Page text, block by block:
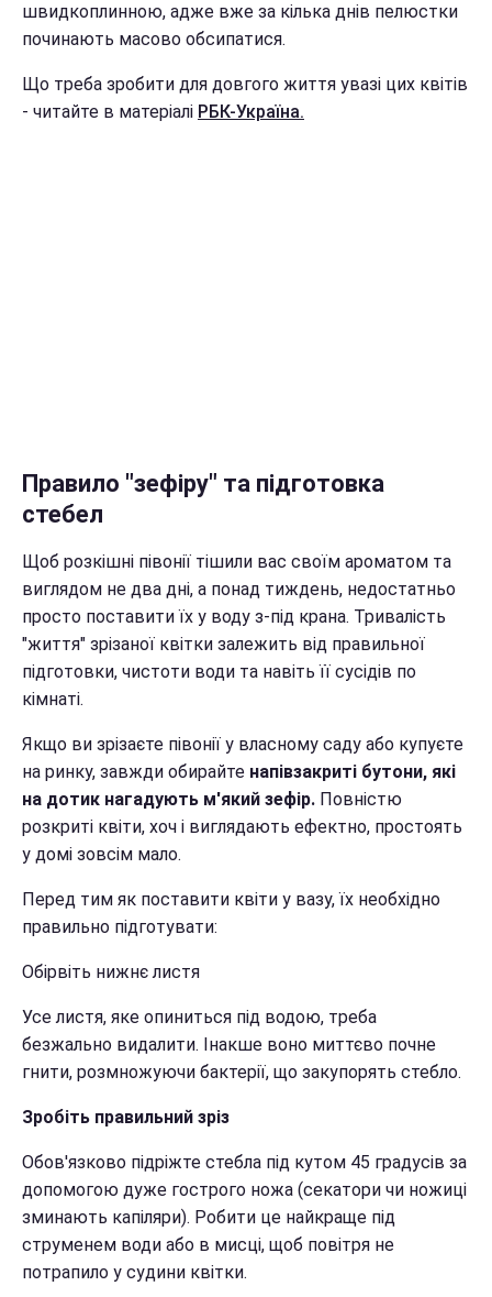
швидкоплинною, адже вже за кілька днів пелюстки
починають масово обсипатися.
Що треба зробити для довгого життя увазі цих квітів
- читайте в матеріалі РБК-Україна.
Правило "зефіру" та підготовка
стебел
Щоб розкішні півонії тішили вас своїм ароматом та
виглядом не два дні, а понад тиждень, недостатньо
просто поставити їх у воду з-під крана. Тривалість
"життя" зрізаної квітки залежить від правильної
підготовки, чистоти води та навіть її сусідів по
кімнаті.
Якщо ви зрізаєте півонії у власному саду або купуєте
на ринку, завжди обирайте напівзакриті бутони, які
на дотик нагадують м'який зефір. Повністю
розкриті квіти, хоч і виглядають ефектно, простоять
у домі зовсім мало.
Перед тим як поставити квіти у вазу, їх необхідно
правильно підготувати:
Обірвіть нижнє листя
Усе листя, яке опиниться під водою, треба
безжально видалити. Інакше воно миттєво почне
гнити, розмножуючи бактерії, що закупорять стебло.
Зробіть правильний зріз
Обов'язково підріжте стебла під кутом 45 градусів за
допомогою дуже гострого ножа (секатори чи ножиці
зминають капіляри). Робити це найкраще під
струменем води або в мисці, щоб повітря не
потрапило у судини квітки.